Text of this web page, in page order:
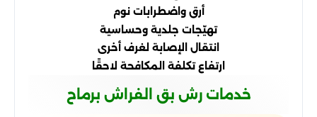
أرق واضطرابات نوم
تهيّجات جلدية وحساسية
انتقال الإصابة لغرف أخرى
ارتفاع تكلفة المكافحة لاحقًا
خدمات رش بق الفراش برماح